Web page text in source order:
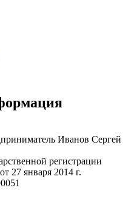
Иванов Сергей
регистрации
27 января 2014 г.